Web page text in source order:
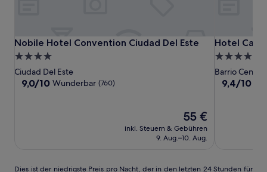
Nobile
Hotel
Convention
Ciudad
Del
Nobile
Hotel
Convention
Ciudad
Del
Nobile Hotel Convention Ciudad Del Este
Nobile Hotel Convention Ciudad Del Este
4.0-
Sterne-
Unterkunft
Ciudad Del Este
9.0
9,0/10 Wunderbar (760)
Der
Preis
beträgt
55 €
inkl. Steuern & Gebühren
9. Aug.–10. Aug.
Hotel
Casino
Acaray
Hotel
Hotel
4.0-
Sterne-
Unterkunft
Barrio Centro
9.4
9,4/10
Dies
Dies ist der niedrigste Preis pro Nacht, der in den letzten 24 Stunden für